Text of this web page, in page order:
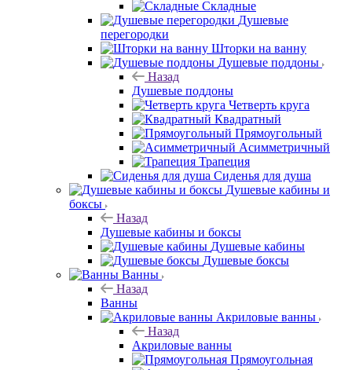
Складные
Душевые
перегородки
Шторки на ванну
Душевые поддоны
Назад
Душевые поддоны
Четверть круга
Квадратный
Прямоугольный
Асимметричный
Трапеция
Сиденья для душа
Душевые кабины и
боксы
Назад
Душевые кабины и боксы
Душевые кабины
Душевые боксы
Ванны
Назад
Ванны
Акриловые ванны
Назад
Акриловые ванны
Прямоугольная